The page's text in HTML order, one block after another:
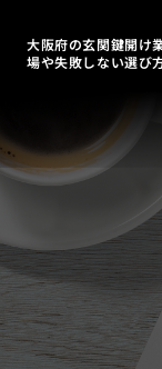
大阪府の玄関鍵開け
場や失敗しない選び